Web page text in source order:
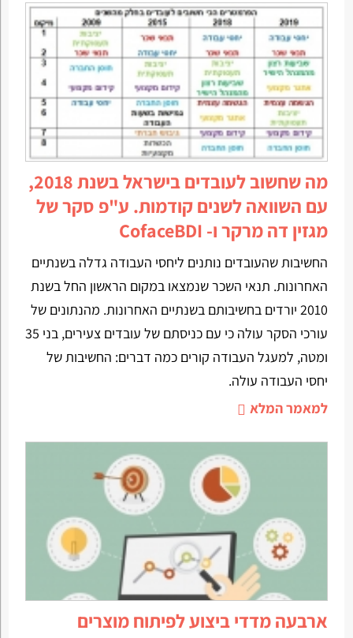
מה שחשוב לעובדים בישראל בשנת 2018,
עם השוואה לשנים קודמות. ע"פ סקר של
מגזין דה מרקר ו- CofaceBDI
החשיבות שהעובדים נותנים ליחסי העבודה גדלה בשנתיים
האחרונות. תנאי השכר שנמצאו במקום הראשון החל בשנת
2010 יורדים בחשיבותם בשנתיים האחרונות. מהנתונים של
עורכי הסקר עולה כי עם כניסתם של עובדים צעירים, בני 35
ומטה, למעגל העבודה קורים כמה דברים: החשיבות של
יחסי העבודה עולה.
למאמר המלא
ארבעה מדדי ביצוע לפיתוח מוצרים